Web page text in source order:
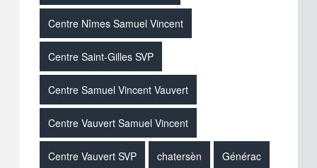
Centre Nîmes Samuel Vincent
Centre Saint-Gilles SVP
Centre Samuel Vincent Vauvert
Centre Vauvert Samuel Vincent
Centre Vauvert SVP chatersèn Générac